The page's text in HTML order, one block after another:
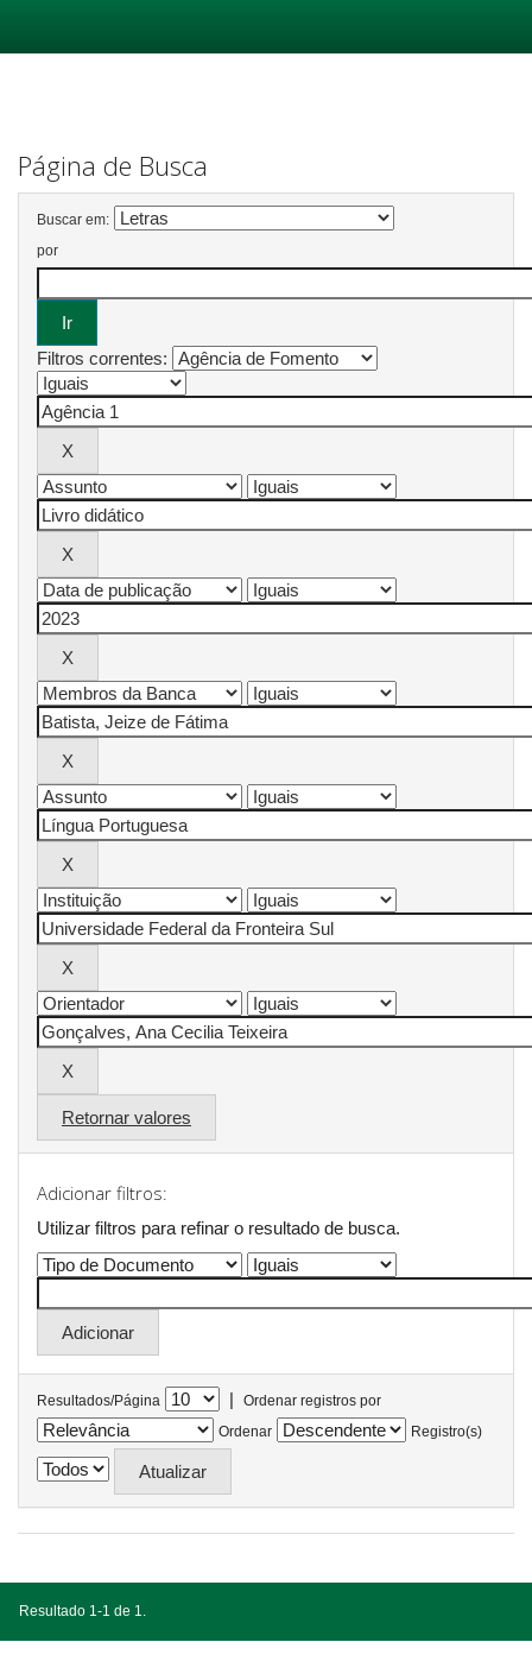
Página de Busca
Buscar em:
por
Filtros correntes:
Retornar valores
Adicionar filtros:
Utilizar filtros para refinar o resultado de busca.
Resultados/Página |
Ordenar registros por
Ordenar
Registro(s)
Resultado 1-1 de 1.